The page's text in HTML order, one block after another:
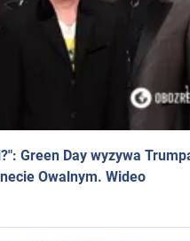
Green Day wyzywa
Owalnym. Wideo